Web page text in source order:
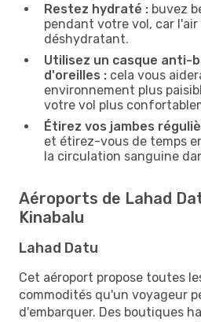
Restez hydraté : buvez
pendant votre vol, car
déshydratant.
Utilisez un casque anti-
d'oreilles : cela vous
environnement plus
votre vol plus
Étirez vos jambes
et étirez-vous de temps
la circulation sanguine
Aéroports de Lahad
Kinabalu
Lahad Datu
Cet aéroport propose toutes
commodités qu'un voyageur
d'embarquer. Des boutiques